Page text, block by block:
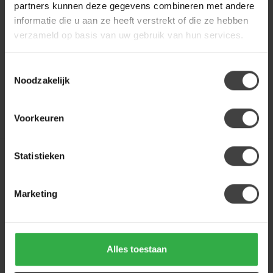
partners kunnen deze gegevens combineren met andere
informatie die u aan ze heeft verstrekt of die ze hebben
verzameld op basis van uw gebruik van hun services.
Noodzakelijk
Voorkeuren
Statistieken
Marketing
Alles toestaan
Eetkamerstoel Kaito van LABEL51 past
perfect in de Japandi woonstijl. ...
Naturel - Beige Metalen
Eetkamerstoel Kaito van LABEL51 past
perfect in de Japandi woonstijl. ...
109,00